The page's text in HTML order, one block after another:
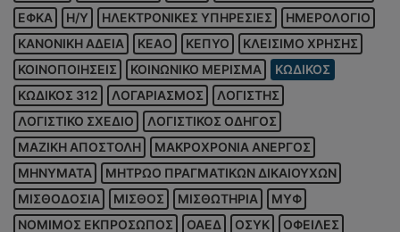
ΕΦΚΑ
Η/Υ ΗΛΕΚΤΡΟΝΙΚΕΣ ΥΠΗΡΕΣΙΕΣ
ΗΜΕΡΟΛΟΓΙΟ
ΚΑΝΟΝΙΚΗ ΑΔΕΙΑ
ΚΕΑΟ ΚΕΠΥΟ
ΚΛΕΙΣΙΜΟ ΧΡΗΣΗΣ
ΚΟΙΝΟΠΟΙΗΣΕΙΣ
ΚΟΙΝΩΝΙΚΟ ΜΕΡΙΣΜΑ
ΚΩΔΙΚΟΣ
ΚΩΔΙΚΟΣ 312
ΛΟΓΑΡΙΑΣΜΟΣ
ΛΟΓΙΣΤΗΣ
ΛΟΓΙΣΤΙΚΟ ΣΧΕΔΙΟ
ΛΟΓΙΣΤΙΚΟΣ ΟΔΗΓΟΣ
ΜΑΖΙΚΗ ΑΠΟΣΤΟΛΗ
ΜΑΚΡΟΧΡΟΝΙΑ ΑΝΕΡΓΟΣ
ΜΗΝΥΜΑΤΑ
ΜΗΤΡΩΟ ΠΡΑΓΜΑΤΙΚΩΝ ΔΙΚΑΙΟΥΧΩΝ
ΜΙΣΘΟΔΟΣΙΑ
ΜΙΣΘΟΣ ΜΙΣΘΩΤΗΡΙΑ
ΜΥΦ
ΝΟΜΙΜΟΣ ΕΚΠΡΟΣΩΠΟΣ
ΟΑΕΔ ΟΣΥΚ
ΟΦΕΙΛΕΣ